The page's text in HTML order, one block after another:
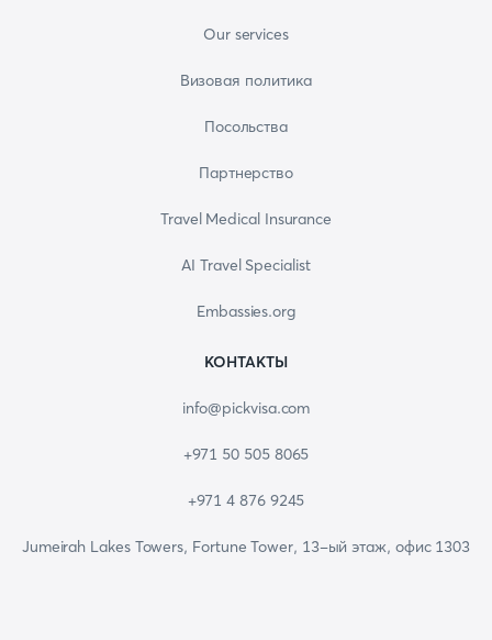
Our services
Визовая политика
Посольства
Партнерство
Travel Medical Insurance
AI Travel Specialist
Embassies.org
КОНТАКТЫ
info@pickvisa.com
+971 50 505 8065
+971 4 876 9245
Jumeirah Lakes Towers, Fortune Tower, 13-ый этаж, офис 1303